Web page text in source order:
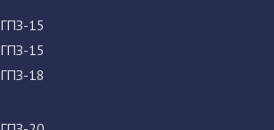
ГПЗ-15
ГПЗ-15
ГПЗ-18